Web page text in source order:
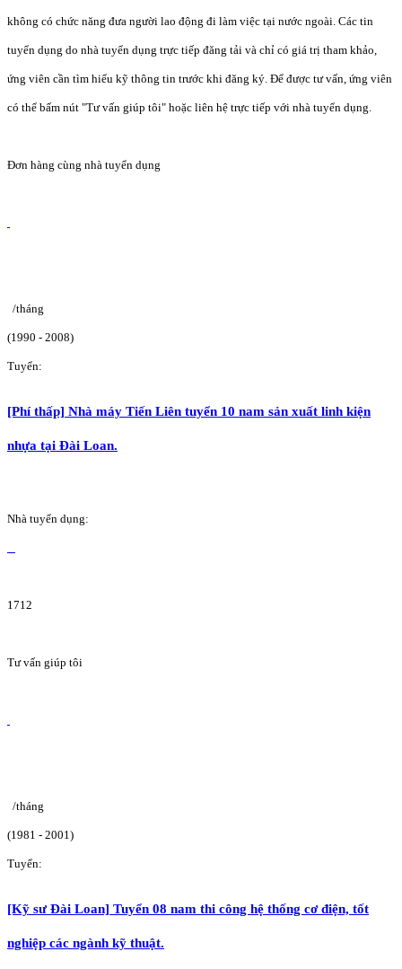
không có chức năng đưa người lao động đi làm việc tại nước ngoài. Các tin
tuyển dụng do nhà tuyển dụng trực tiếp đăng tải và chỉ có giá trị tham khảo,
ứng viên cần tìm hiểu kỹ thông tin trước khi đăng ký. Để được tư vấn, ứng viên
có thể bấm nút "Tư vấn giúp tôi" hoặc liên hệ trực tiếp với nhà tuyển dụng.
Đơn hàng cùng nhà tuyển dụng
/tháng
(1990 - 2008)
Tuyển:
[Phí thấp] Nhà máy Tiến Liên tuyển 10 nam sản xuất linh kiện
nhựa tại Đài Loan.
Nhà tuyển dụng:
1712
Tư vấn giúp tôi
/tháng
(1981 - 2001)
Tuyển:
[Kỹ sư Đài Loan] Tuyển 08 nam thi công hệ thống cơ điện, tốt
nghiệp các ngành kỹ thuật.